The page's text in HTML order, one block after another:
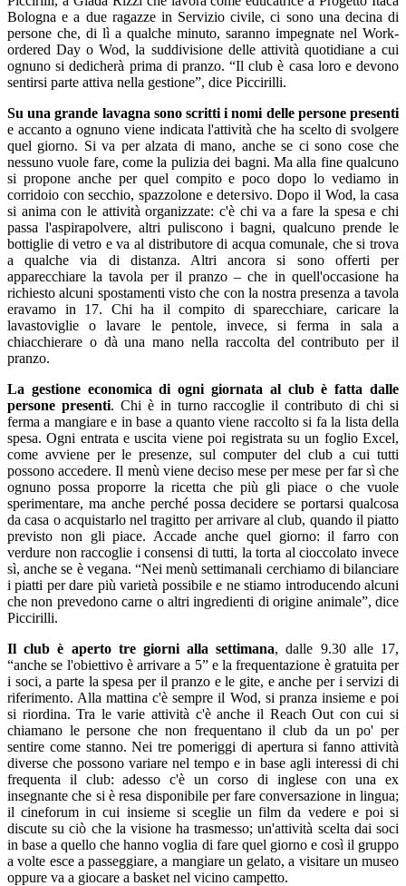
Bologna e a due ragazze in Servizio civile, ci sono una decina di
persone che, di lì a qualche minuto, saranno impegnate nel Work-
ordered Day o Wod, la suddivisione delle attività quotidiane a cui
ognuno si dedicherà prima di pranzo. “Il club è casa loro e devono
sentirsi parte attiva nella gestione”, dice Piccirilli.
Su una grande lavagna sono scritti i nomi delle persone presenti
e accanto a ognuno viene indicata l'attività che ha scelto di svolgere
quel giorno. Si va per alzata di mano, anche se ci sono cose che
nessuno vuole fare, come la pulizia dei bagni. Ma alla fine qualcuno
si propone anche per quel compito e poco dopo lo vediamo in
corridoio con secchio, spazzolone e detersivo. Dopo il Wod, la casa
si anima con le attività organizzate: c'è chi va a fare la spesa e chi
passa l'aspirapolvere, altri puliscono i bagni, qualcuno prende le
bottiglie di vetro e va al distributore di acqua comunale, che si trova
a qualche via di distanza. Altri ancora si sono offerti per
apparecchiare la tavola per il pranzo – che in quell'occasione ha
richiesto alcuni spostamenti visto che con la nostra presenza a tavola
eravamo in 17. Chi ha il compito di sparecchiare, caricare la
lavastoviglie o lavare le pentole, invece, si ferma in sala a
chiacchierare o dà una mano nella raccolta del contributo per il
pranzo.
La gestione economica di ogni giornata al club è fatta dalle
persone presenti. Chi è in turno raccoglie il contributo di chi si
ferma a mangiare e in base a quanto viene raccolto si fa la lista della
spesa. Ogni entrata e uscita viene poi registrata su un foglio Excel,
come avviene per le presenze, sul computer del club a cui tutti
possono accedere. Il menù viene deciso mese per mese per far sì che
ognuno possa proporre la ricetta che più gli piace o che vuole
sperimentare, ma anche perché possa decidere se portarsi qualcosa
da casa o acquistarlo nel tragitto per arrivare al club, quando il piatto
previsto non gli piace. Accade anche quel giorno: il farro con
verdure non raccoglie i consensi di tutti, la torta al cioccolato invece
sì, anche se è vegana. “Nei menù settimanali cerchiamo di bilanciare
i piatti per dare più varietà possibile e ne stiamo introducendo alcuni
che non prevedono carne o altri ingredienti di origine animale”, dice
Piccirilli.
Il club è aperto tre giorni alla settimana, dalle 9.30 alle 17,
“anche se l'obiettivo è arrivare a 5” e la frequentazione è gratuita per
i soci, a parte la spesa per il pranzo e le gite, e anche per i servizi di
riferimento. Alla mattina c'è sempre il Wod, si pranza insieme e poi
si riordina. Tra le varie attività c'è anche il Reach Out con cui si
chiamano le persone che non frequentano il club da un po' per
sentire come stanno. Nei tre pomeriggi di apertura si fanno attività
diverse che possono variare nel tempo e in base agli interessi di chi
frequenta il club: adesso c'è un corso di inglese con una ex
insegnante che si è resa disponibile per fare conversazione in lingua;
il cineforum in cui insieme si sceglie un film da vedere e poi si
discute su ciò che la visione ha trasmesso; un'attività scelta dai soci
in base a quello che hanno voglia di fare quel giorno e così il gruppo
a volte esce a passeggiare, a mangiare un gelato, a visitare un museo
oppure va a giocare a basket nel vicino campetto.